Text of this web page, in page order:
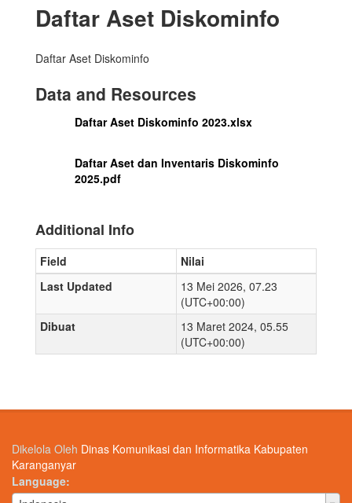
Daftar Aset Diskominfo
Daftar Aset Diskominfo
Data and Resources
Daftar Aset Diskominfo 2023.xlsx
Daftar Aset dan Inventaris Diskominfo
2025.pdf
Additional Info
Field
Nilai
Last Updated
13 Mei 2026, 07.23
(UTC+00:00)
Dibuat
13 Maret 2024, 05.55
(UTC+00:00)
Dikelola Oleh Dinas Komunikasi dan Informatika Kabupaten
Karanganyar
Language